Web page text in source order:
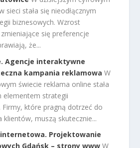
sieci stała się nieodłącznym
biznesowych. Wzrost
się preferencje
że...
Agencje interaktywne
kampania reklamowa W
świecie reklama online stała
elementem strategii
Firmy, które pragną dotrzeć do
klientów, muszą skutecznie...
Projektowanie
Gdańsk – strony www W